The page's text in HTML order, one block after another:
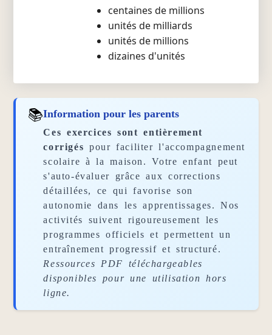
centaines de millions
unités de milliards
unités de millions
dizaines d'unités
📚Information pour les parents
Ces exercices sont entièrement
corrigés pour faciliter l'accompagnement
scolaire à la maison. Votre enfant peut
s'auto-évaluer grâce aux corrections
détaillées, ce qui favorise son
autonomie dans les apprentissages. Nos
activités suivent rigoureusement les
programmes officiels et permettent un
entraînement progressif et structuré.
Ressources PDF téléchargeables
disponibles pour une utilisation hors
ligne.